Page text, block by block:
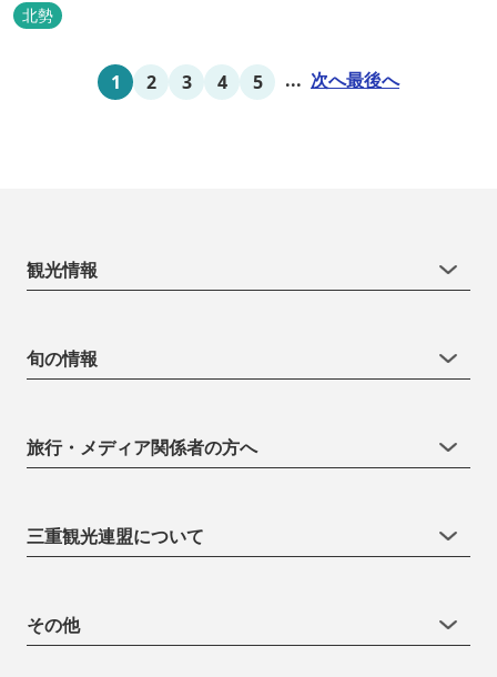
（金）より販売を開始いたしました。 ■商品コンセプト：自分だけ
の「頂き」を目指す人を応援 「山に登る目的が人それぞれであるよ
目指す人も、頑...
北勢
1 2 3 4 5 ... 次へ最後へ
観光情報
旬の情報
旅行・メディア関係者の方へ
三重観光連盟について
その他